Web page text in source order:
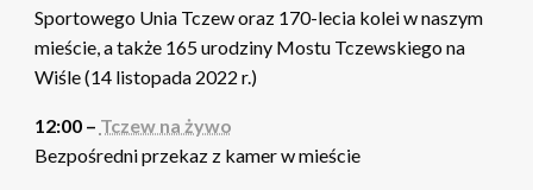
Sportowego Unia Tczew oraz 170-lecia kolei w naszym
mieście, a także 165 urodziny Mostu Tczewskiego na
Wiśle (14 listopada 2022 r.)
12:00 – Tczew na żywo
Bezpośredni przekaz z kamer w mieście